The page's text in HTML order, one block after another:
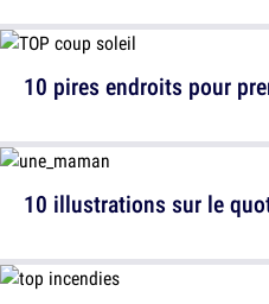
10 illustrations sur le
10 pires endroits pour